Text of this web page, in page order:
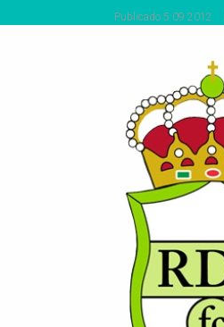
Publicado 5 09 2012